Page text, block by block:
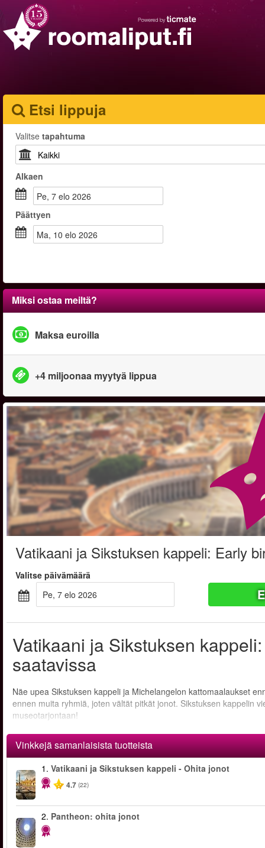
Etsi lippuja
Valitse tapahtuma
Alkaen
pe, 7 elo 2026
Päättyen
ma, 10 elo 2026
Miksi ostaa meiltä?
Maksa euroilla
+4 miljoonaa myytyä lippua
Vatikaani ja Sikstuksen kappeli: Early
Valitse päivämäärä
pe, 7 elo 2026
Vatikaani ja Sikstuksen
saatavissa
Näe upea Sikstuksen kappeli ja Michelangelon kattomaalaukset
ennen muita ryhmiä, joten vältät pitkät jonot. Sikstuksen kappelin
museotarjontaan!
Vinkkejä samanlaisista tuotteista
1. Vatikaani ja Sikstuksen kappeli - Ohita jonot
4.7 (22)
2. Pantheon: ohita jonot